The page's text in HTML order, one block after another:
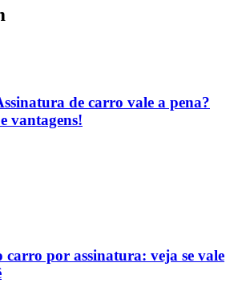
de carro vale a pena?
vantagens!
carro por assinatura: veja se vale